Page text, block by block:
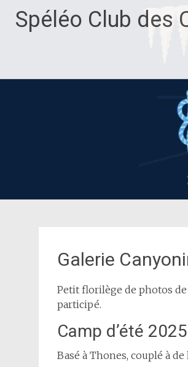
Spéléo Club des
Galerie
Petit florilège de photos
participé.
Camp d’été
Basé à Thones, couplé à de